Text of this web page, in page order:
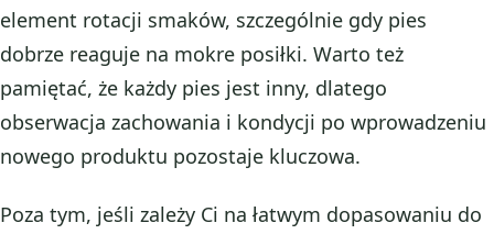
element rotacji smaków, szczególnie gdy pies
dobrze reaguje na mokre posiłki. Warto też
pamiętać, że każdy pies jest inny, dlatego
obserwacja zachowania i kondycji po wprowadzeniu
nowego produktu pozostaje kluczowa.
Poza tym, jeśli zależy Ci na łatwym dopasowaniu do